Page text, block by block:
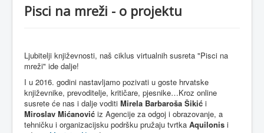
Pisci na mreži - o projektu
Ljubitelji književnosti, naš ciklus virtualnih susreta "Pisci na
mreži" ide dalje!
I u 2016. godini nastavljamo pozivati u goste hrvatske
književnike, prevoditelje, kritičare, pjesnike…Kroz online
susrete će nas i dalje voditi Mirela Barbaroša Šikić i
Miroslav Mićanović iz Agencije za odgoj i obrazovanje, a
tehničku i organizacijsku podršku pružaju tvrtka Aquilonis i